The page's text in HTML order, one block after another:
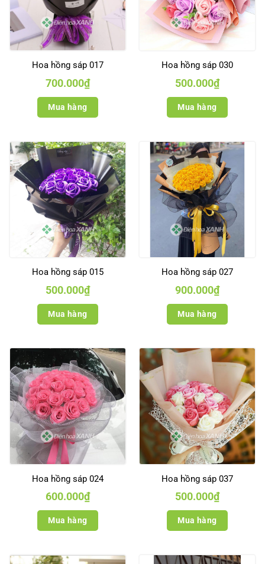
Hoa hồng sáp 017
700.000₫
Mua hàng
Hoa hồng sáp 030
500.000₫
Mua hàng
Hoa hồng sáp 015
500.000₫
Mua hàng
Hoa hồng sáp 027
900.000₫
Mua hàng
Hoa hồng sáp 024
600.000₫
Mua hàng
Hoa hồng sáp 037
500.000₫
Mua hàng